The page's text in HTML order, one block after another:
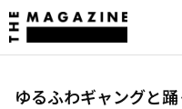
ゆるふわギャングと